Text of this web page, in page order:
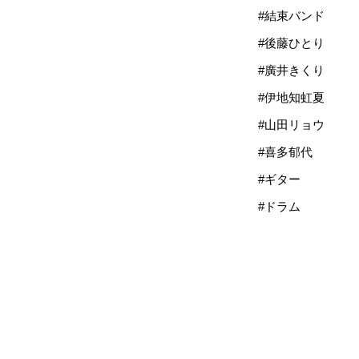
#結束バンド
#後藤ひとり
#廣井きくり
#伊地知虹夏
#山田リョウ
#喜多郁代
#ギター
#ドラム